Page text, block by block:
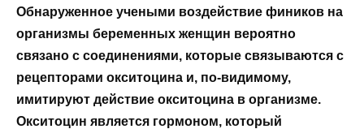
Обнаруженное учеными воздействие фиников на
организмы беременных женщин вероятно
связано с соединениями, которые связываются с
рецепторами окситоцина и, по-видимому,
имитируют действие окситоцина в организме.
Окситоцин является гормоном, который